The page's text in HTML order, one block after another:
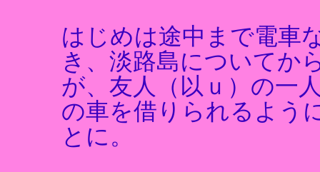
はじめは途中まで電車
き、淡路島についてか
が、友人（以ｕ）の一
の車を借りられるよう
とに。